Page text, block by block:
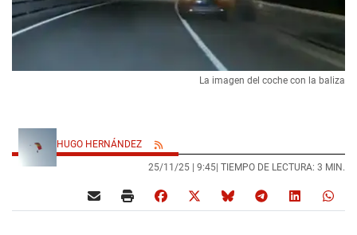
La imagen del coche con la baliza
HUGO HERNÁNDEZ
25/11/25 | 9:45 | TIEMPO DE LECTURA: 3 MIN.